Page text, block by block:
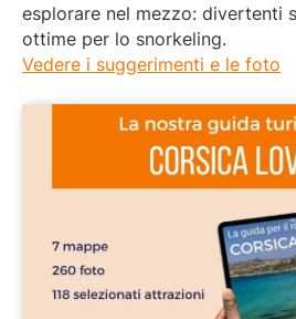
esplorare nel mezzo: divertenti
ottime per lo snorkeling.
Vedere i suggerimenti e le foto